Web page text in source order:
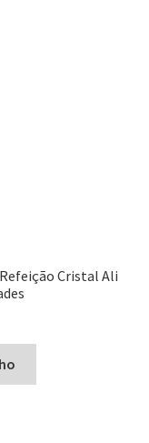
Cristal Ali